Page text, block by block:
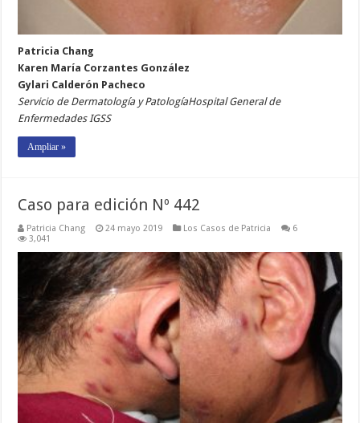
Patricia Chang
Karen María Corzantes González
Gylari Calderón Pacheco
Servicio de Dermatología y PatologíaHospital General de
Enfermedades IGSS
Ampliar »
Caso para edición Nº 442
Patricia Chang 24 mayo 2019 Los Casos de Patricia
6
3,041